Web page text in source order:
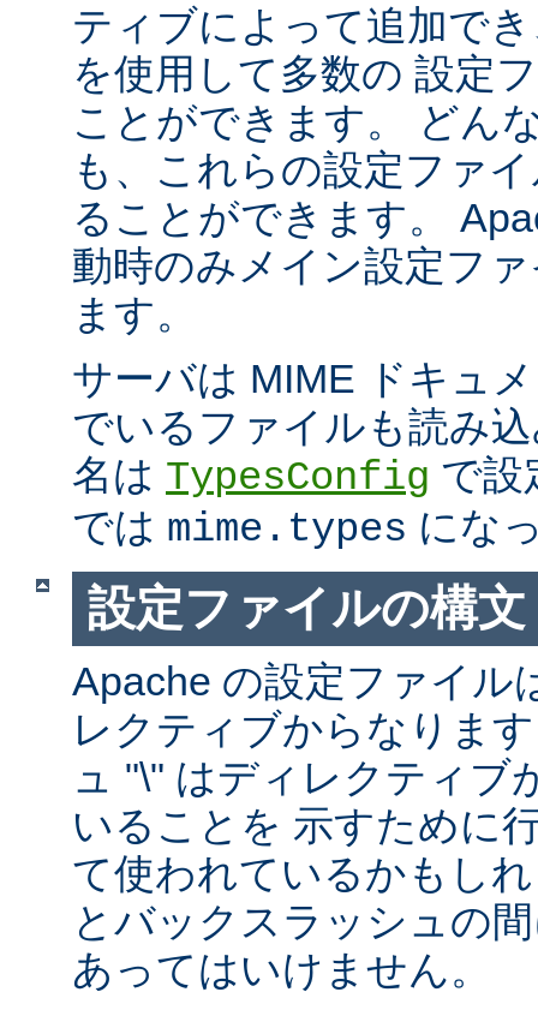
ティブによって追加で
を使用して多数の 設定
ことができます。 どん
も、これらの設定ファ
ることができます。
動時のみメイン設定フ
ます。
サーバは MIME ドキュ
でいるファイルも読み
名は TypesConfig で設
では mime.types にな
設定ファイルの構文
Apache の設定ファイル
レクティブからなりま
ュ "\" はディレクティブ
いることを 示すために
て使われているかもし
とバックスラッシュの
あってはいけません。